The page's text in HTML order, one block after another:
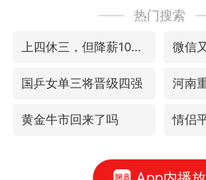
热门搜索
上四休三，但降薪1000元，你接受吗？
国乒女单三将晋级四强
黄金牛市回来了吗